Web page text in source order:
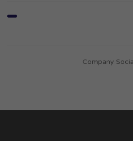
Company